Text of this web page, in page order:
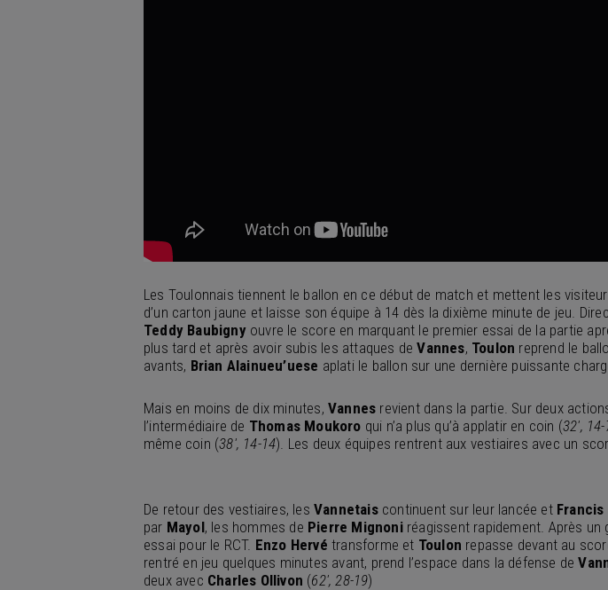
Les Toulonnais tiennent le ballon en ce début de match et mettent les
d’un carton jaune et laisse son équipe à 14 dès la dixième minute de jeu.
Teddy Baubigny ouvre le score en marquant le premier essai de la partie
plus tard et après avoir subis les attaques deVannes, Toulon reprend le
avants, Brian Alainueu’uese aplati le ballon sur une dernière puissante
Mais en moins de dix minutes, Vannes revient dans la partie. Sur deux
l’intermédiaire de Thomas Moukoro qui n’a plus qu’à applatir en coin (32′,
même coin (38′, 14-14). Les deux équipes rentrent aux vestiaires avec un
De retour des vestiaires, les Vannetais continuent sur leur lancée et Francis
par Mayol, les hommes de Pierre Mignoniréagissent rapidement. Après un
essai pour le RCT. Enzo Hervétransforme et Toulon repasse devant au
rentré en jeu quelques minutes avant, prend l’espace dans la défense de
deux avec Charles Ollivon (62′, 28-19)